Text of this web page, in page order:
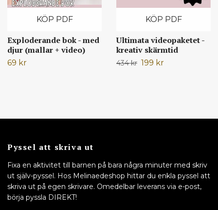
KÖP PDF
Exploderande bok - med
djur (mallar + video)
69 kr
KÖP PDF
Ultimata videopaketet -
kreativ skärmtid
434 kr 199 kr
Pyssel att skriva ut
Fixa en aktivitet till barnen på bara några minuter med skriv
ut själv-pyssel. Hos Melinaedeshop hittar du enkla pyssel att
skriva ut på egen skrivare. Omedelbar leverans via e-post,
börja pyssla DIREKT!